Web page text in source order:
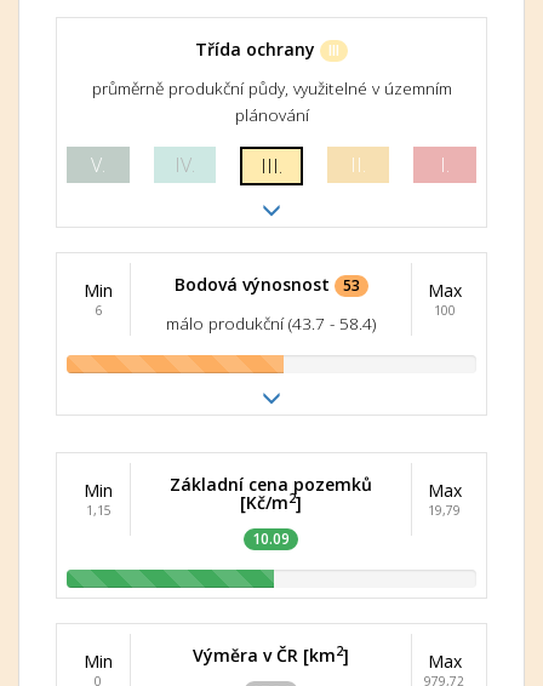
Třída ochrany III
průměrně produkční půdy, využitelné v územním
plánování
V. IV. III. II. I.
Min
6
Bodová výnosnost 53
málo produkční (43.7 - 58.4)
Max
100
Min
1,15
Základní cena pozemků
[Kč/m2]
10.09
Max
19,79
Min
0
Výměra v ČR [km2] Max
979,72